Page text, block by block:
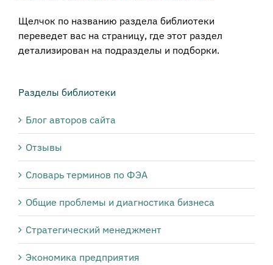
Щелчок по названию раздела библиотеки
переведет вас на страницу, где этот раздел
детализирован на подразделы и подборки.
Разделы библиотеки
Блог авторов сайта
Отзывы
Словарь терминов по ФЭА
Общие проблемы и диагностика бизнеса
Стратегический менеджмент
Экономика предприятия